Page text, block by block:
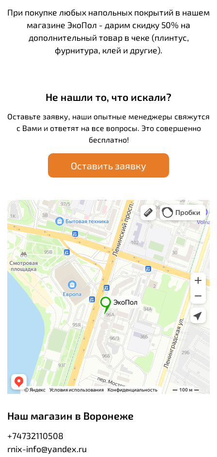
При покупке любых напольных покрытий в нашем
магазине ЭкоПол - дарим скидку 50% на
дополнительный товар в чеке (плинтус,
фурнитура, клей и другие).
Не нашли то, что искали?
Оставьте заявку, наши опытные менеджеры свяжутся
с Вами и ответят на все вопросы. Это совершенно
бесплатно!
Оставить заявку
Наш магазин в Воронеже
+74732110508
rnix-info@yandex.ru